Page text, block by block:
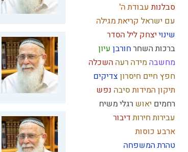
סבלנותעבודת ה'
עם ישראל קריאת מגילה
שינוייצחק ליל הסדר
ברכות השחרחורבן עיון
מחשבהמידה רעההשכלה
חפץ חיים חיסרוןצדיקים
תיקון המידותסיבה נפש
רחמים יאוש רגלי משיח
עבירותחירותדיבור
ארבע כוסות
טהרת המשפחה